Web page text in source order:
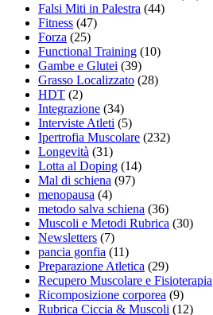
Falsi Miti in Palestra (44)
Fitness (47)
Forza (25)
Functional Training (10)
Gambe e Glutei (39)
Grasso Localizzato (28)
HDT (2)
Integrazione (34)
Interviste Atleti (5)
Ipertrofia Muscolare (232)
Longevità (31)
Lotta al Doping (14)
Mal di schiena (97)
menopausa (4)
metodo salva schiena (36)
Muscoli e Metodi Rubrica (30)
Newsletters (7)
pancia gonfia (11)
Preparazione Atletica (29)
Recupero Muscolare e Fisioterapia
Ricomposizione corporea (9)
Rubrica Ciccia & Muscoli (12)